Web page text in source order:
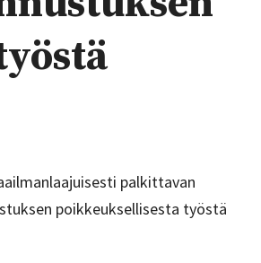
palkittavan
poikkeuksellisesta työstä